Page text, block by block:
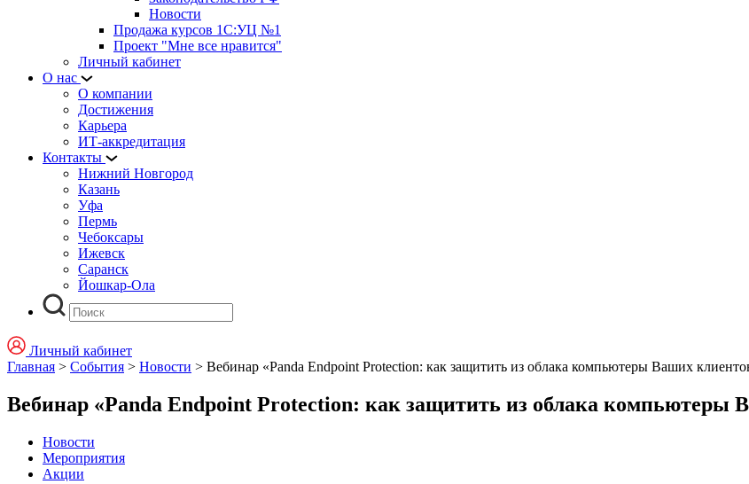
Новости
Продажа курсов 1С:УЦ №1
Проект "Мне все нравится"
Личный кабинет
О нас
О компании
Достижения
Карьера
ИТ-аккредитация
Контакты
Нижний Новгород
Казань
Уфа
Пермь
Чебоксары
Ижевск
Саранск
Йошкар-Ола
Личный кабинет
Главная > События > Новости > Вебинар «Panda Endpoint Protection: как защитить из облака компьютеры Ваших
Вебинар «Panda Endpoint Protection: как защитить из облака компьютеры
Новости
Мероприятия
Акции